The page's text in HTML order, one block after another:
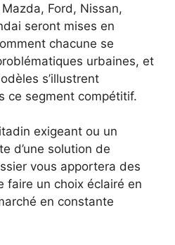
Ford, Nissan,
seront mises en
chacune se
urbaines, et
s’illustrent
ce segment compétitif.
exigeant ou un
d’une solution de
vous apportera des
faire un choix éclairé en
en constante